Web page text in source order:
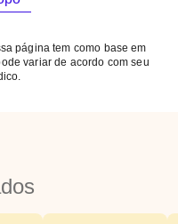
página tem como base em
variar de acordo com seu